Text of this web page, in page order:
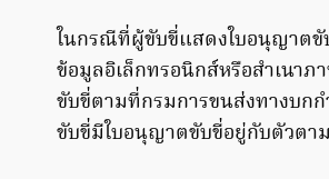
ในกรณีที่ผู้ขับขี่แสดงใบอนุญาตขั
ข้อมูลอิเล็กทรอนิกส์หรือสำเนา
ขับขี่ตามที่กรมการขนส่งทางบก
ขับขี่มีใบอนุญาตขับขี่อยู่กับตัวตา